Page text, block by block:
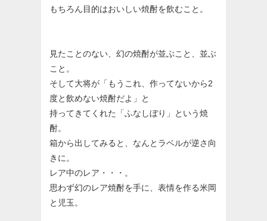
もちろん目的はおいしい焼酎を飲むこと。
見たことのない、幻の焼酎が並ぶこと、並ぶ
こと。
そして大将が「もうこれ、作ってないから2
度と飲めない焼酎だよ」と
持ってきてくれた「ふなしぼり」という焼
酎。
箱から出してみると、なんとラベルが逆さ向
きに。
レア中のレア・・・。
思わず幻のレア焼酎を手に、表情を作る米岡
と児玉。